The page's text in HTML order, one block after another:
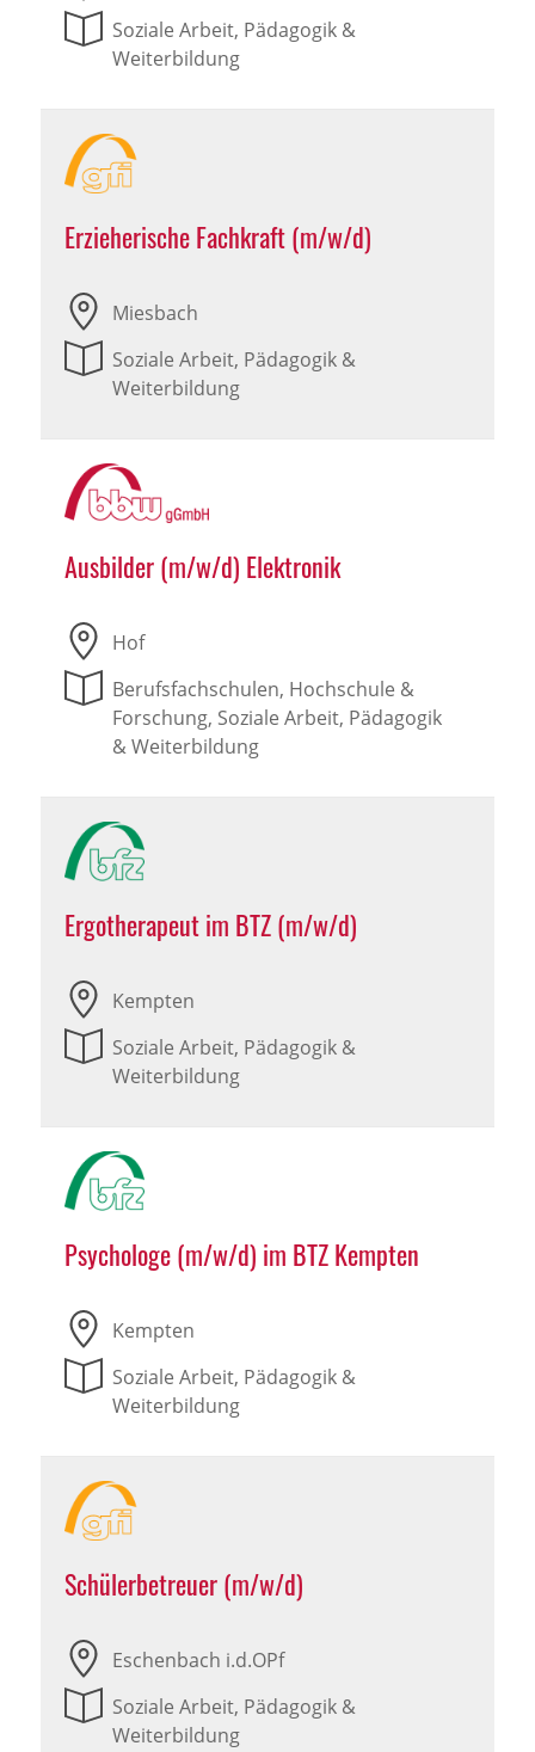
Soziale Arbeit, Pädagogik &
Weiterbildung
Erzieherische Fachkraft (m/w/d)
Miesbach
Soziale Arbeit, Pädagogik &
Weiterbildung
Ausbilder (m/w/d) Elektronik
Hof
Berufsfachschulen, Hochschule &
Forschung, Soziale Arbeit, Pädagogik
& Weiterbildung
Ergotherapeut im BTZ (m/w/d)
Kempten
Soziale Arbeit, Pädagogik &
Weiterbildung
Psychologe (m/w/d) im BTZ Kempten
Kempten
Soziale Arbeit, Pädagogik &
Weiterbildung
Schülerbetreuer (m/w/d)
Eschenbach i.d.OPf
Soziale Arbeit, Pädagogik &
Weiterbildung